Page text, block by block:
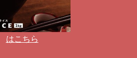
はこちら